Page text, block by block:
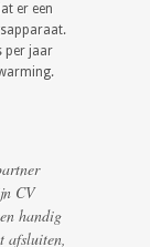
er een
per jaar
CV
handig
afsluiten,